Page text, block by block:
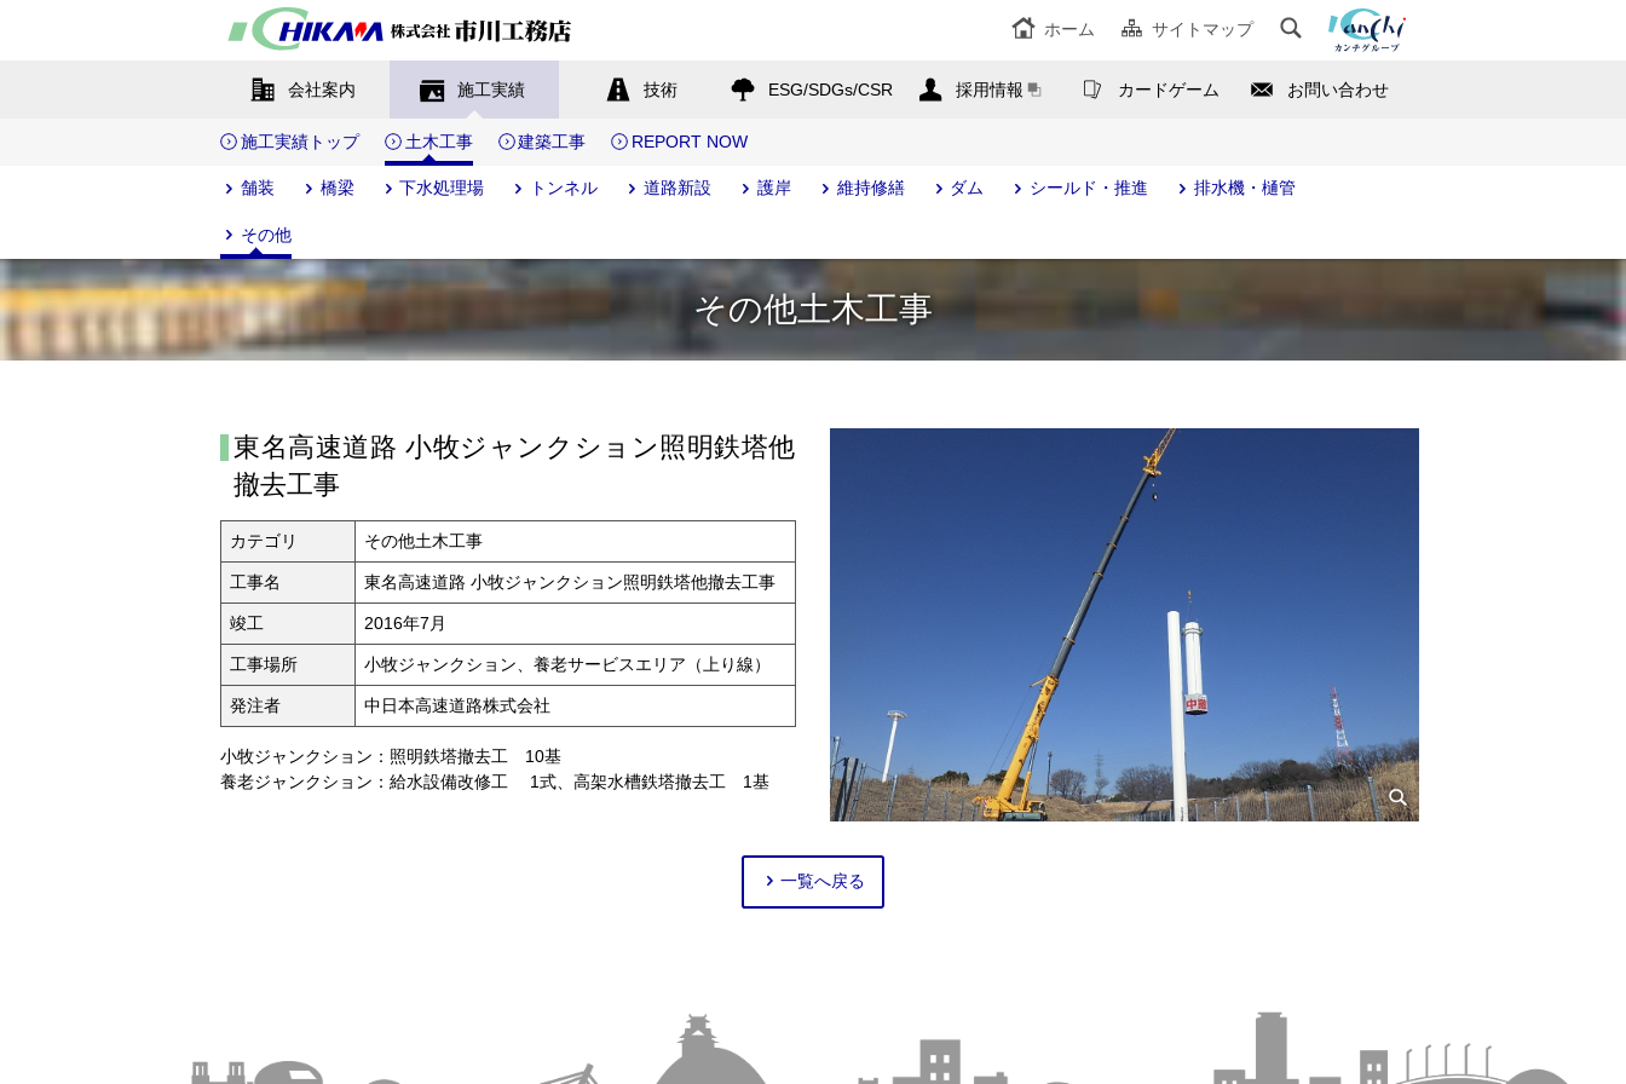
ホーム サイトマップ
会社案内 施工実績 技術 ESG/SDGs/CSR 採用情報 カードゲーム お問い合わせ
施工実績トップ 土木工事 建築工事 REPORT NOW
舗装 橋梁 下水処理場 トンネル 道路新設 護岸 維持修繕 ダム シールド・推進 排水機・樋管
その他
その他土木工事
東名高速道路 小牧ジャンクション照明鉄塔他
撤去工事
カテゴリ その他土木工事
工事名 東名高速道路 小牧ジャンクション照明鉄塔他撤去工事
竣工 2016年7月
工事場所 小牧ジャンクション、養老サービスエリア（上り線）
発注者 中日本高速道路株式会社
小牧ジャンクション：照明鉄塔撤去工 10基
養老ジャンクション：給水設備改修工 1式、高架水槽鉄塔撤去工 1基
一覧へ戻る